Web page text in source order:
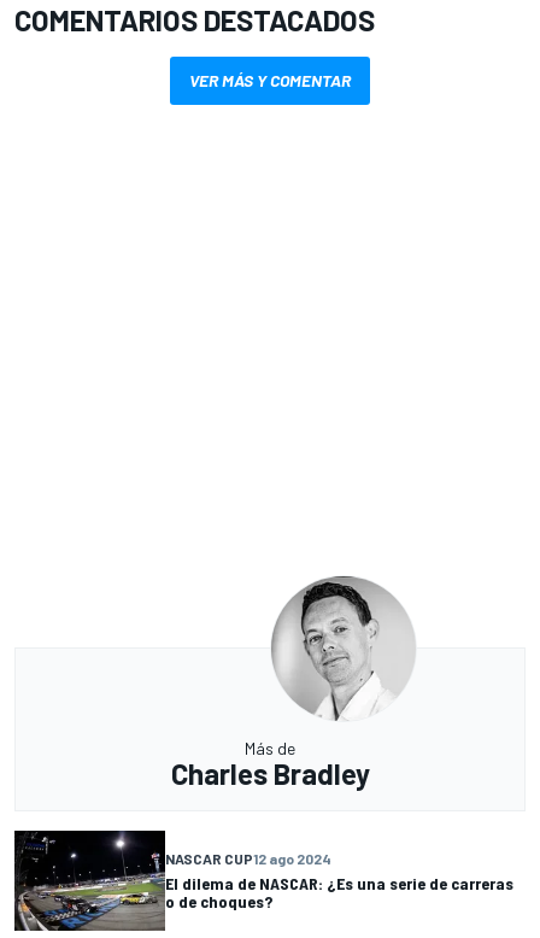
COMENTARIOS DESTACADOS
VER MÁS Y COMENTAR
Más de
Charles Bradley
NASCAR CUP12 ago 2024
El dilema de NASCAR: ¿Es una serie de carreras
o de choques?